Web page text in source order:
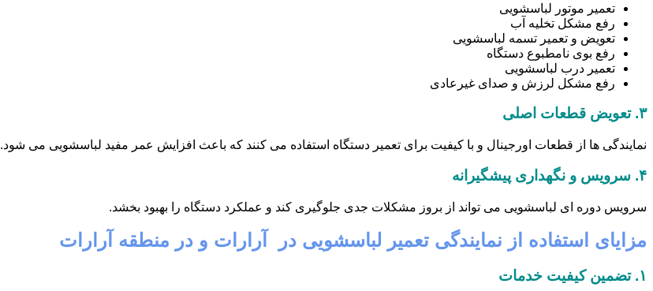
تعمیر موتور لباسشویی
رفع مشکل تخلیه آب
تعویض و تعمیر تسمه لباسشویی
رفع بوی نامطبوع دستگاه
تعمیر درب لباسشویی
رفع مشکل لرزش و صدای غیرعادی
۳. تعویض قطعات اصلی
نمایندگی ها از قطعات اورجینال و با کیفیت برای تعمیر دستگاه استفاده می کنند که باعث افزایش عمر مفید لباسشویی می شود.
۴. سرویس و نگهداری پیشگیرانه
سرویس دوره ای لباسشویی می تواند از بروز مشکلات جدی جلوگیری کند و عملکرد دستگاه را بهبود بخشد.
مزایای استفاده از نمایندگی تعمیر لباسشویی در آرارات و در منطقه آرارات
۱. تضمین کیفیت خدمات